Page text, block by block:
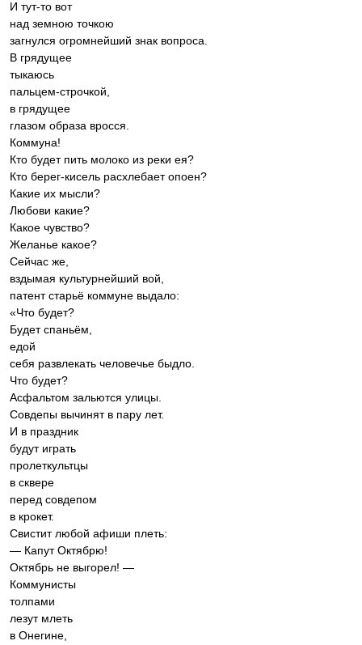
И тут-то вот
над земною точкою
загнулся огромнейший знак вопроса.
В грядущее
тыкаюсь
пальцем-строчкой,
в грядущее
глазом образа вросся.
Коммуна!
Кто будет пить молоко из реки ея?
Кто берег-кисель расхлебает опоен?
Какие их мысли?
Любови какие?
Какое чувство?
Желанье какое?
Сейчас же,
вздымая культурнейший вой,
патент старьё коммуне выдало:
«Что будет?
Будет спаньём,
едой
себя развлекать человечье быдло.
Что будет?
Асфальтом зальются улицы.
Совдепы вычинят в пару лет.
И в праздник
будут играть
пролеткультцы
в сквере
перед совдепом
в крокет.
Свистит любой афиши плеть:
— Капут Октябрю!
Октябрь не выгорел! —
Коммунисты
толпами
лезут млеть
в Онегине,